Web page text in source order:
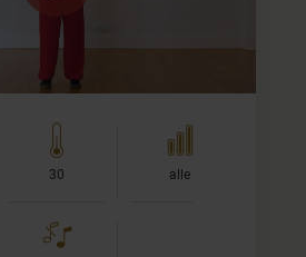
Praxis noch immer…
30 alle